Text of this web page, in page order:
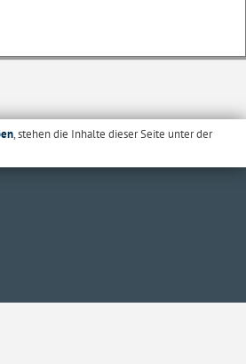
, stehen die Inhalte dieser Seite unter der